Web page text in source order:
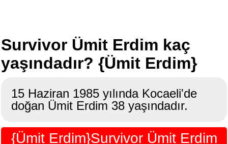
Survivor Ümit Erdim kaç
yaşındadır? {Ümit Erdim}
15 Haziran 1985 yılında Kocaeli'de
doğan Ümit Erdim 38 yaşındadır.
{Ümit Erdim}Survivor Ümit Erdim